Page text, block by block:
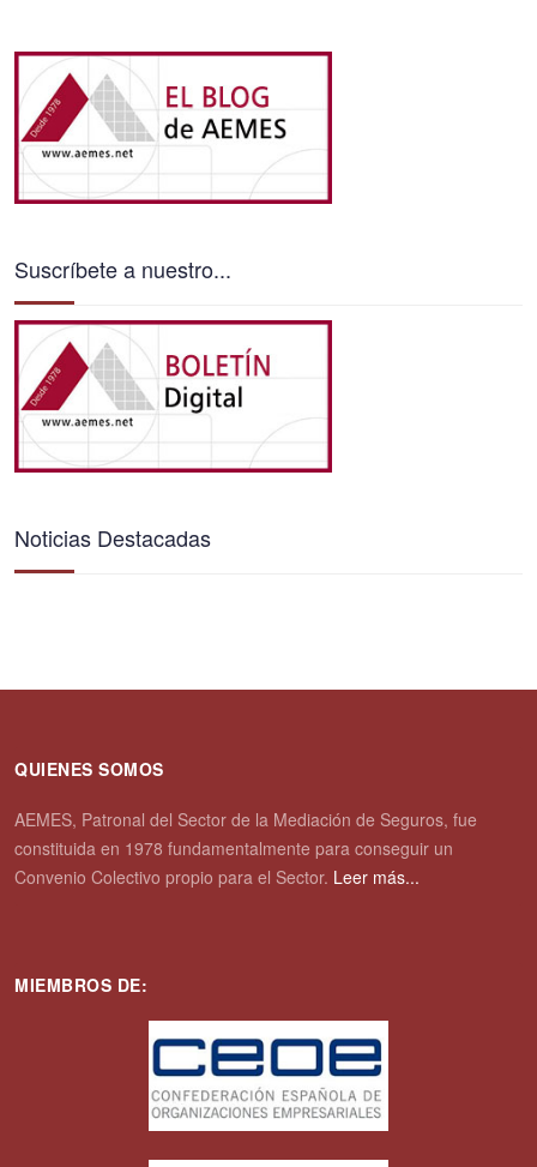
Suscríbete a nuestro...
Noticias Destacadas
QUIENES SOMOS
AEMES, Patronal del Sector de la Mediación de Seguros, fue
constituida en 1978 fundamentalmente para conseguir un
Convenio Colectivo propio para el Sector. Leer más...
MIEMBROS DE: